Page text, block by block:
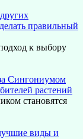
правильный
к выбору
Сингониумом
растений
становятся
виды и